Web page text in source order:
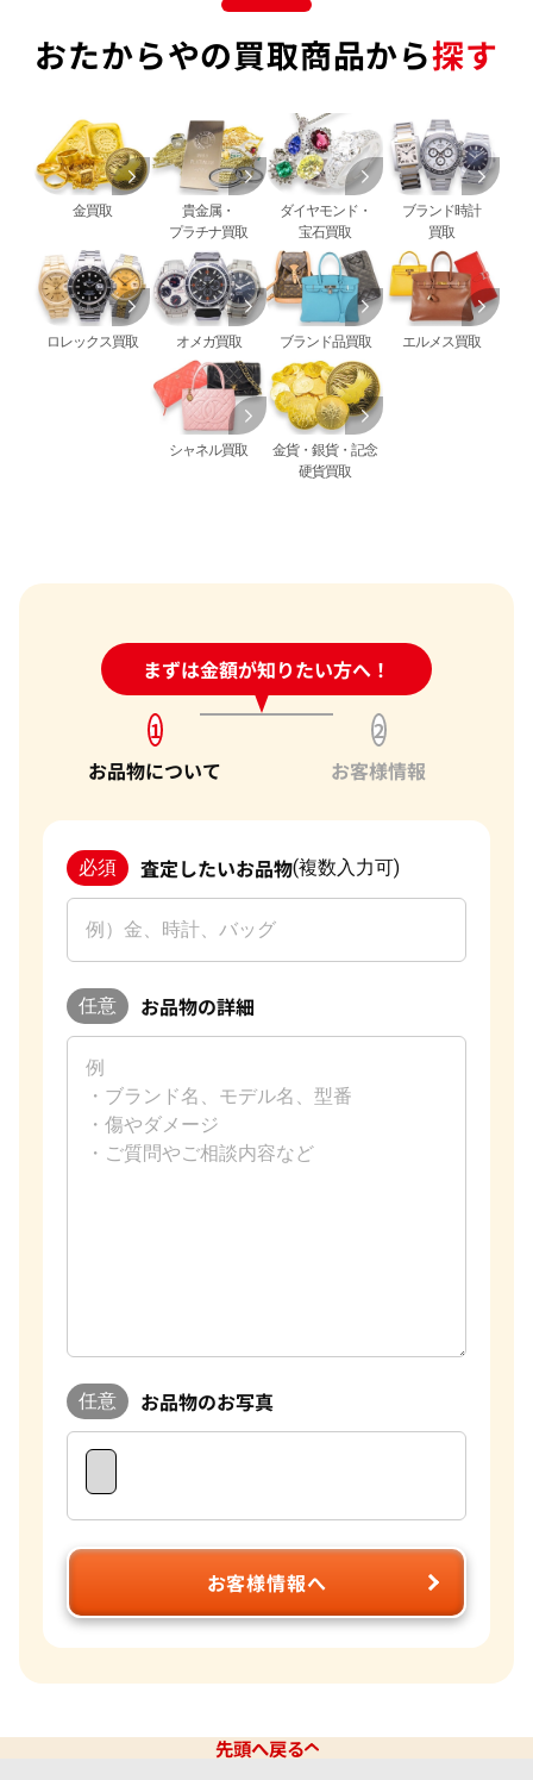
おたからやの買取商品から探す
金買取
貴金属・
プラチナ買取
ダイヤモンド・
宝石買取
ブランド時計
買取
ロレックス買取 オメガ買取 ブランド品買取 エルメス買取
シャネル買取
金貨・銀貨・記念
硬貨買取
まずは金額が知りたい方へ！
24時間受付中!問い合わせフォーム
1
お品物について
2
お客様情報
必須 査定したいお品物(複数入力可)
任意 お品物の詳細
任意 お品物のお写真
お客様情報へ
先頭へ戻る